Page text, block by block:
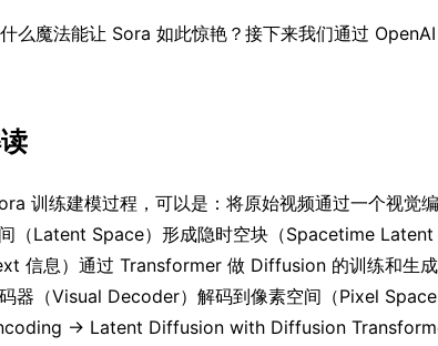
么魔法能让 Sora 如此惊艳？接下来我们通过
训练建模过程，可以是：将原始视频通过一个视觉
（Latent Space）形成隐时空块（Spacetime Latent
信息）通过 Transformer 做 Diffusion 的训练和生
器（Visual Decoder）解码到像素空间（Pixel
-> Latent Diffusion with Diffusion